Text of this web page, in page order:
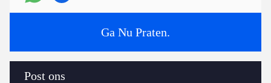
Ga Nu Praten.
Post ons